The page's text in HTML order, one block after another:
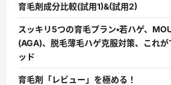
育毛剤成分比較(試用1)&(試用2)
スッキリ5つの育毛プラン・若ハゲ、
(AGA)、脱毛薄毛ハゲ克服対策、これ
ッド
育毛剤「レビュー」を極める！